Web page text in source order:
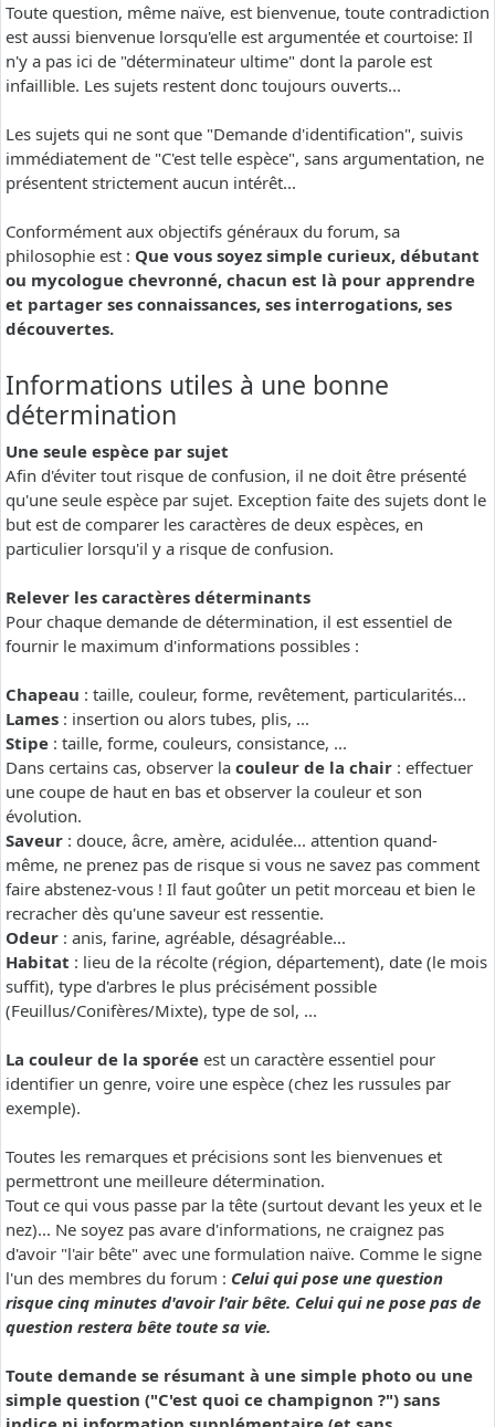
Toute question, même naïve, est bienvenue, toute contradiction
est aussi bienvenue lorsqu'elle est argumentée et courtoise: Il
n'y a pas ici de "déterminateur ultime" dont la parole est
infaillible. Les sujets restent donc toujours ouverts...
Les sujets qui ne sont que "Demande d'identification", suivis
immédiatement de "C'est telle espèce", sans argumentation, ne
présentent strictement aucun intérêt...
Conformément aux objectifs généraux du forum, sa
philosophie est : Que vous soyez simple curieux, débutant
ou mycologue chevronné, chacun est là pour apprendre
et partager ses connaissances, ses interrogations, ses
découvertes.
Informations utiles à une bonne
détermination
Une seule espèce par sujet
Afin d'éviter tout risque de confusion, il ne doit être présenté
qu'une seule espèce par sujet. Exception faite des sujets dont le
but est de comparer les caractères de deux espèces, en
particulier lorsqu'il y a risque de confusion.
Relever les caractères déterminants
Pour chaque demande de détermination, il est essentiel de
fournir le maximum d'informations possibles :
Chapeau : taille, couleur, forme, revêtement, particularités...
Lames : insertion ou alors tubes, plis, ...
Stipe : taille, forme, couleurs, consistance, ...
Dans certains cas, observer la couleur de la chair : effectuer
une coupe de haut en bas et observer la couleur et son
évolution.
Saveur : douce, âcre, amère, acidulée... attention quand-
même, ne prenez pas de risque si vous ne savez pas comment
faire abstenez-vous ! Il faut goûter un petit morceau et bien le
recracher dès qu'une saveur est ressentie.
Odeur : anis, farine, agréable, désagréable...
Habitat : lieu de la récolte (région, département), date (le mois
suffit), type d'arbres le plus précisément possible
(Feuillus/Conifères/Mixte), type de sol, ...
La couleur de la sporée est un caractère essentiel pour
identifier un genre, voire une espèce (chez les russules par
exemple).
Toutes les remarques et précisions sont les bienvenues et
permettront une meilleure détermination.
Tout ce qui vous passe par la tête (surtout devant les yeux et le
nez)... Ne soyez pas avare d'informations, ne craignez pas
d'avoir "l'air bête" avec une formulation naïve. Comme le signe
l'un des membres du forum : Celui qui pose une question
risque cinq minutes d'avoir l'air bête. Celui qui ne pose pas de
question restera bête toute sa vie.
Toute demande se résumant à une simple photo ou une
simple question ("C'est quoi ce champignon ?") sans